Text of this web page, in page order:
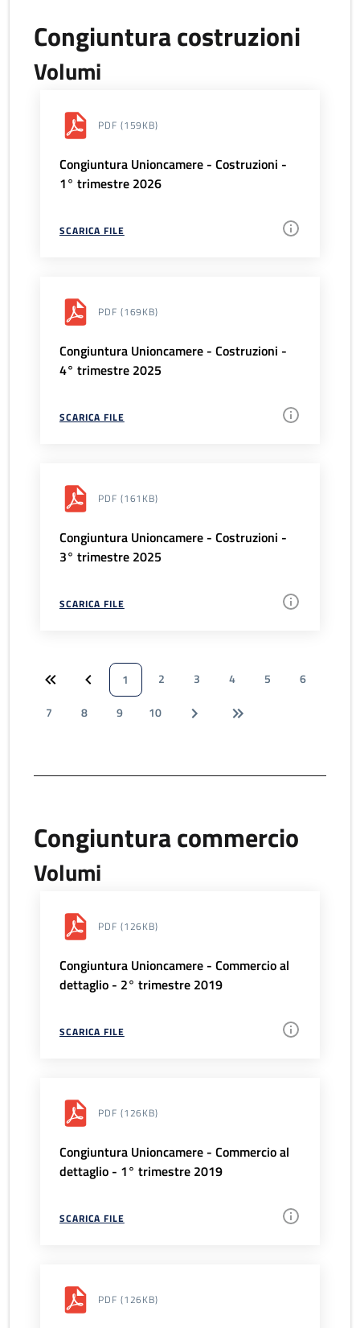
Congiuntura costruzioni
Volumi
PDF (159KB)
Congiuntura Unioncamere - Costruzioni -
1° trimestre 2026
SCARICA FILE
PDF (169KB)
Congiuntura Unioncamere - Costruzioni -
4° trimestre 2025
SCARICA FILE
PDF (161KB)
Congiuntura Unioncamere - Costruzioni -
3° trimestre 2025
SCARICA FILE
1 2 3 4 5
6
7
8 9 10
Congiuntura commercio
Volumi
PDF (126KB)
Congiuntura Unioncamere - Commercio al
dettaglio - 2° trimestre 2019
SCARICA FILE
PDF (126KB)
Congiuntura Unioncamere - Commercio al
dettaglio - 1° trimestre 2019
SCARICA FILE
PDF (126KB)